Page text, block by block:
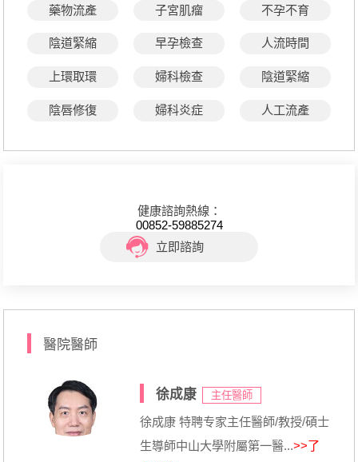
藥物流產 子宮肌瘤 不孕不育
陰道緊縮 早孕檢查 人流時間
上環取環 婦科檢查 陰道緊縮
陰唇修復 婦科炎症 人工流產
健康諮詢熱線：
00852-59885274
立即諮詢
醫院醫師
徐成康 主任醫師
徐成康 特聘专家主任醫師/教授/碩士
生導師中山大學附屬第一醫...>>了